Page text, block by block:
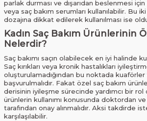
parlak durması ve dışarıdan beslenmesi için
veya saç bakım serumları kullanılabilir. Bu
dozajına dikkat edilerek kullanılması ise
Kadın Saç Bakım Ürünlerinin
Nelerdir?
Saç bakımı saçın olabilecek en iyi halinde
Saç kırıkları veya kronik hastalıkları
oluşturulamadığından bu noktada
başvurulmalıdır. Fakat özel saç bakım
derisinin iyileşme sürecinde yardımcı bir rol
ürünlerin kullanımı konusunda doktordan
tarafından onay alınmalıdır. Aksi takdirde
karşılaşılabilir.